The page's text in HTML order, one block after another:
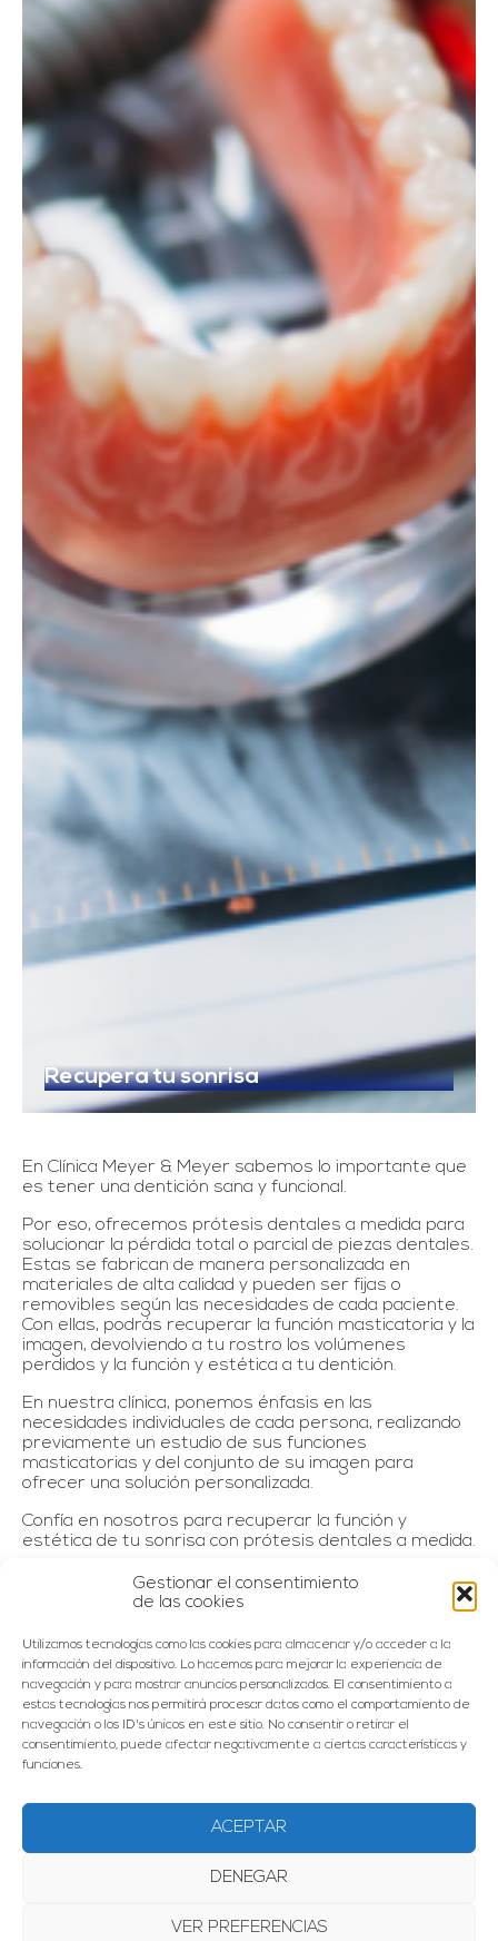
Gestionar el consentimiento
de las cookies
Utilizamos tecnologías como las cookies para almacenar y/o acceder a la
información del dispositivo. Lo hacemos para mejorar la experiencia de
navegación y para mostrar anuncios personalizados. El consentimiento a
estas tecnologías nos permitirá procesar datos como el comportamiento de
navegación o los ID's únicos en este sitio. No consentir o retirar el
consentimiento, puede afectar negativamente a ciertas características y
funciones.
ACEPTAR
DENEGAR
VER PREFERENCIAS
Recupera tu sonrisa
En Clínica Meyer & Meyer sabemos lo importante que
es tener una dentición sana y funcional.
Por eso, ofrecemos prótesis dentales a medida para
solucionar la pérdida total o parcial de piezas dentales.
Estas se fabrican de manera personalizada en
materiales de alta calidad y pueden ser fijas o
removibles según las necesidades de cada paciente.
Con ellas, podrás recuperar la función masticatoria y la
imagen, devolviendo a tu rostro los volúmenes
perdidos y la función y estética a tu dentición.
En nuestra clínica, ponemos énfasis en las
necesidades individuales de cada persona, realizando
previamente un estudio de sus funciones
masticatorias y del conjunto de su imagen para
ofrecer una solución personalizada.
Confía en nosotros para recuperar la función y
estética de tu sonrisa con prótesis dentales a medida.
65%
de la población se muestra bastante o muy
56%
de los individuos manifestan algún tipo de